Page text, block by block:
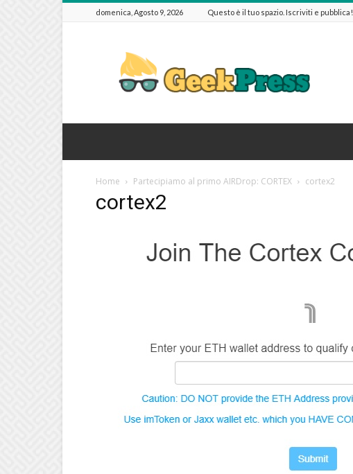
domenica, Agosto 9, 2026 Questo è il tuo spazio. Iscriviti e pubblica!
Home Partecipiamo al primo AIRDrop: CORTEX cortex2
cortex2